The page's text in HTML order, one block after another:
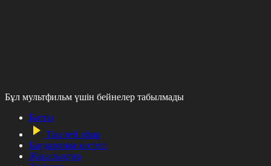
Бұл мультфильм үшін бейнелер табылмады
Басты
Тікелей эфир
Бағдарлама кестесі
Жаңалықтар